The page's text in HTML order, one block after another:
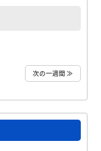
次の一週間 ≫